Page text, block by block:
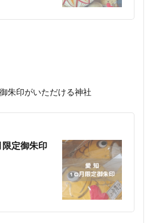
朱印がいただける神社
定御朱印